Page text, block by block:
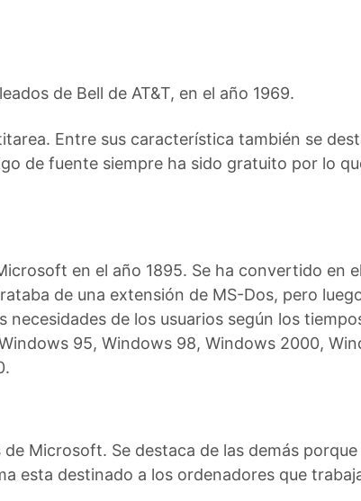
de Bell de AT&T, en el año 1969.
Entre sus característica también se
de fuente siempre ha sido gratuito por lo
en el año 1895. Se ha convertido en
de una extensión de MS-Dos, pero
de los usuarios según los
95, Windows 98, Windows 2000,
Microsoft. Se destaca de las demás porque
esta destinado a los ordenadores que